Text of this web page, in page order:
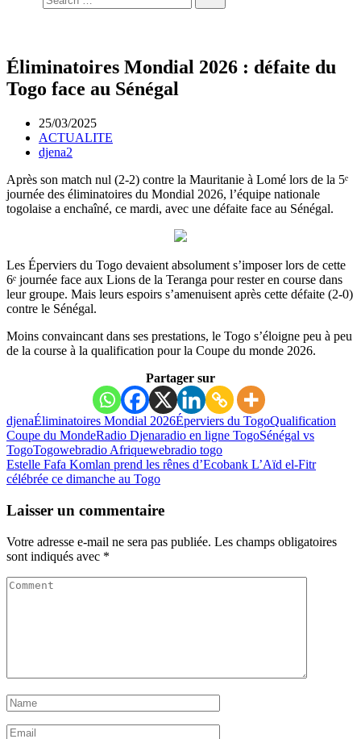
Éliminatoires Mondial 2026 : défaite du
Togo face au Sénégal
25/03/2025
ACTUALITE
djena2
Après son match nul (2-2) contre la Mauritanie à Lomé lors de la 5ᵉ
journée des éliminatoires du Mondial 2026, l’équipe nationale
togolaise a enchaîné, ce mardi, avec une défaite face au Sénégal.
Les Éperviers du Togo devaient absolument s’imposer lors de cette
6ᵉ journée face aux Lions de la Teranga pour rester en course dans
leur groupe. Mais leurs espoirs s’amenuisent après cette défaite (2-0)
contre le Sénégal.
Moins convaincant dans ses prestations, le Togo s’éloigne peu à peu
de la course à la qualification pour la Coupe du monde 2026.
Partager sur
djenaÉliminatoires Mondial 2026Éperviers du TogoQualification
Coupe du MondeRadio Djenaradio en ligne TogoSénégal vs
TogoTogowebradio Afriquewebradio togo
Estelle Fafa Komlan prend les rênes d’Ecobank L’Aïd el-Fitr
célébrée ce dimanche au Togo
Laisser un commentaire
Votre adresse e-mail ne sera pas publiée. Les champs obligatoires
sont indiqués avec *